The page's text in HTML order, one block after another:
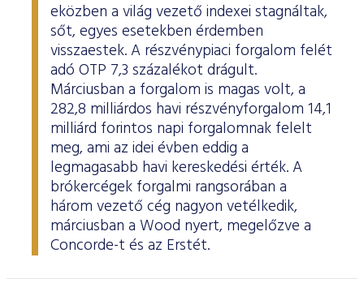
eközben a világ vezető indexei stagnáltak,
sőt, egyes esetekben érdemben
visszaestek. A részvénypiaci forgalom felét
adó OTP 7,3 százalékot drágult.
Márciusban a forgalom is magas volt, a
282,8 milliárdos havi részvényforgalom 14,1
milliárd forintos napi forgalomnak felelt
meg, ami az idei évben eddig a
legmagasabb havi kereskedési érték. A
brókercégek forgalmi rangsorában a
három vezető cég nagyon vetélkedik,
márciusban a Wood nyert, megelőzve a
Concorde-t és az Erstét.